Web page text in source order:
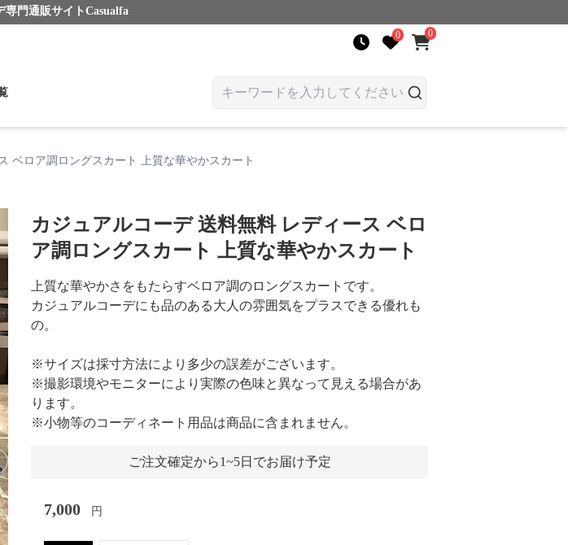
専門通販サイト Casualfa
0 0
ベロア調ロングスカート 上質な華やかスカート
slide
カジュアルコーデ 送料無料 レディース ベロ
ア調ロングスカート 上質な華やかスカート
上質な華やかさをもたらすベロア調のロングスカートです。
カジュアルコーデにも品のある大人の雰囲気をプラスできる優れも
の。
※サイズは採寸方法により多少の誤差がございます。
※撮影環境やモニターにより実際の色味と異なって見える場合があ
ります。
※小物等のコーディネート用品は商品に含まれません。
ご注文確定から1~5日でお届け予定
7,000 円